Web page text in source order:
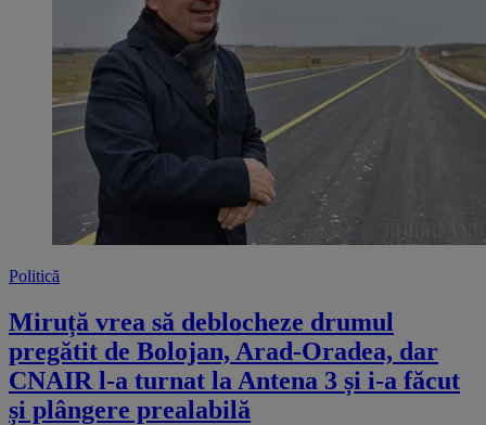
Politică
Miruță vrea să deblocheze drumul
pregătit de Bolojan, Arad-Oradea, dar
CNAIR l-a turnat la Antena 3 și i-a făcut
și plângere prealabilă